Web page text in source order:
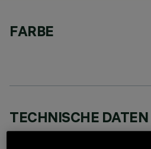
FARBE
TECHNISCHE DATEN